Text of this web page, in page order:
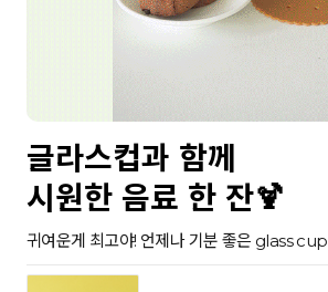
글라스컵과 함께
시원한 음료 한 잔🍹
귀여운게 최고야! 언제나 기분 좋은 glass cup